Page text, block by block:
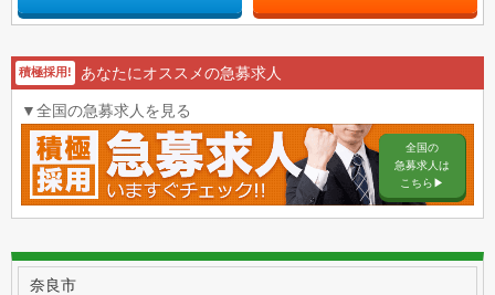
積極採用! あなたにオススメの急募求人
▼全国の急募求人を見る
全国の
急募求人は
こちら▶︎
奈良市